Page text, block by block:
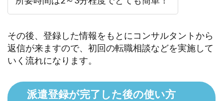
その後、登録した情報をもとにコンサルタントから
返信が来ますので、初回の転職相談などを実施して
いく流れになります。
派遣登録が完了した後の使い方